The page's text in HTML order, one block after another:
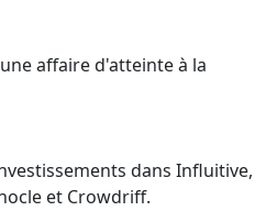
affaire d'atteinte à la
dans Influitive,
et Crowdriff.